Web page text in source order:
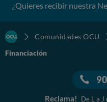
¿Quieres recibir nuestra
Comunidades OCU
Financiación
Reclama! De L a